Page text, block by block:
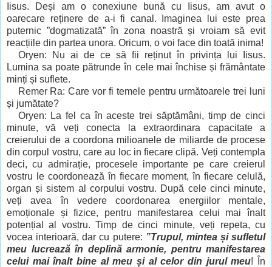
Iisus. Deși am o conexiune bună cu Iisus, am avut o
oarecare reținere de a-i fi canal. Imaginea lui este prea
puternic ”dogmatizată” în zona noastră și vroiam să evit
reacțiile din partea unora. Oricum, o voi face din toată inima!
Oryen: Nu ai de ce să fii reținut în privința lui Iisus.
Lumina sa poate pătrunde în cele mai închise și frământate
minți și suflete.
Remer Ra: Care vor fi temele pentru următoarele trei luni
și jumătate?
Oryen: La fel ca în aceste trei săptămâni, timp de cinci
minute, vă veți conecta la extraordinara capacitate a
creierului de a coordona milioanele de miliarde de procese
din corpul vostru, care au loc in fiecare clipă. Veți contempla
deci, cu admirație, procesele importante pe care creierul
vostru le coordonează în fiecare moment, în fiecare celulă,
organ și sistem al corpului vostru. După cele cinci minute,
veți avea în vedere coordonarea energiilor mentale,
emoționale și fizice, pentru manifestarea celui mai înalt
potențial al vostru. Timp de cinci minute, veți repeta, cu
vocea interioară, dar cu putere: ”Trupul, mintea și sufletul
meu lucrează în deplină armonie, pentru manifestarea
celui mai înalt bine al meu și al celor din jurul meu! În